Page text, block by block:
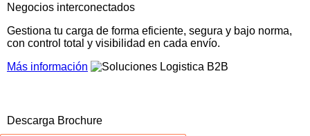
Negocios interconectados
Gestiona tu carga de forma eficiente, segura y bajo norma,
con control total y visibilidad en cada envío.
Más información
Descarga Brochure